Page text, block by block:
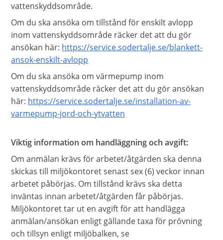
vattenskyddsområde.
Om du ska ansöka om tillstånd för enskilt avlopp
inom vattenskyddsområde räcker det att du gör
ansökan här: https://service.sodertalje.se/blankett-
ansok-enskilt-avlopp
Om du ska ansöka om värmepump inom
vattenskyddsområde räcker det att du gör ansökan
här: https://service.sodertalje.se/installation-av-
varmepump-jord-och-ytvatten
Viktig information om handläggning och avgift:
Om anmälan krävs för arbetet/åtgärden ska denna
skickas till miljökontoret senast sex (6) veckor innan
arbetet påbörjas. Om tillstånd krävs ska detta
inväntas innan arbetet/åtgärden får påbörjas.
Miljökontoret tar ut en avgift för att handlägga
anmälan/ansökan enligt gällande taxa för prövning
och tillsyn enligt miljöbalken, se